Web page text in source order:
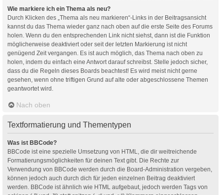
Wie markiere ich ein Thema als neu?
Durch Klicken des „Thema als neu markieren“-Links in der Beitragsansicht
kannst du das Thema wieder ganz nach oben auf die erste Seite des Forums
holen. Wenn du den entsprechenden Link nicht siehst, dann ist die Funktion
möglicherweise deaktiviert oder seit der letzten Markierung ist nicht
genügend Zeit vergangen. Es ist auch möglich, das Thema nach oben zu
holen, indem du einfach eine Antwort darauf schreibst. Stelle jedoch sicher,
dass du die Regeln dieses Boards beachtest! Es wird meist nicht gerne
gesehen, wenn ohne triftigen Grund auf alte oder abgeschlossene Themen
geantwortet wird.
Nach oben
Textformatierung und Thementypen
Was ist BBCode?
BBCode ist eine spezielle Umsetzung von HTML, die dir weitreichende
Formatierungsmöglichkeiten für deinen Text gibt. Die Rechte zur
Verwendung von BBCode werden durch die Board-Administration vergeben,
können jedoch auch durch dich für jeden einzelnen Beitrag deaktiviert
werden. BBCode ist ähnlich wie HTML aufgebaut, jedoch werden Tags von